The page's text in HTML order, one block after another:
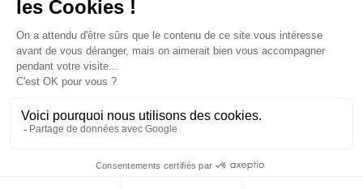
Téléchargement
© Texaa 2021 Mentions légales